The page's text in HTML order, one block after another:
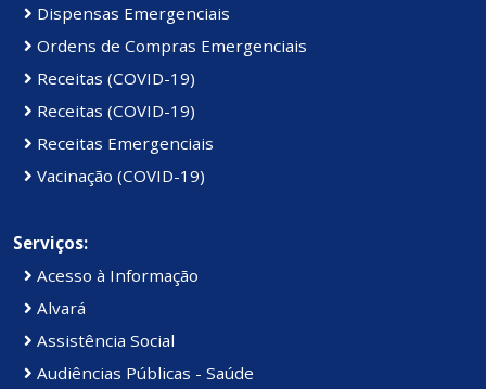
Dispensas Emergenciais
Ordens de Compras Emergenciais
Receitas (COVID-19)
Receitas (COVID-19)
Receitas Emergenciais
Vacinação (COVID-19)
Serviços:
Acesso à Informação
Alvará
Assistência Social
Audiências Públicas - Saúde